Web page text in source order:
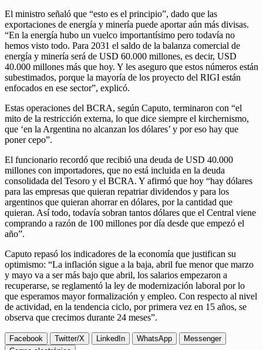
El ministro señaló que “esto es el principio”, dado que las
exportaciones de energía y minería puede aportar aún más divisas.
“En la energía hubo un vuelco importantísimo pero todavía no
hemos visto todo. Para 2031 el saldo de la balanza comercial de
energía y minería será de USD 60.000 millones, es decir, USD
40.000 millones más que hoy. Y les aseguro que estos números están
subestimados, porque la mayoría de los proyecto del RIGI están
enfocados en ese sector”, explicó.
Estas operaciones del BCRA, según Caputo, terminaron con “el
mito de la restricción externa, lo que dice siempre el kirchernismo,
que ‘en la Argentina no alcanzan los dólares’ y por eso hay que
poner cepo”.
El funcionario recordó que recibió una deuda de USD 40.000
millones con importadores, que no está incluida en la deuda
consolidada del Tesoro y el BCRA. Y afirmó que hoy “hay dólares
para las empresas que quieran repatriar dividendos y para los
argentinos que quieran ahorrar en dólares, por la cantidad que
quieran. Así todo, todavía sobran tantos dólares que el Central viene
comprando a razón de 100 millones por día desde que empezó el
año”.
Caputo repasó los indicadores de la economía que justifican su
optimismo: “La inflación sigue a la baja, abril fue menor que marzo
y mayo va a ser más bajo que abril, los salarios empezaron a
recuperarse, se reglamentó la ley de modernización laboral por lo
que esperamos mayor formalización y empleo. Con respecto al nivel
de actividad, en la tendencia ciclo, por primera vez en 15 años, se
observa que crecimos durante 24 meses”.
Facebook Twitter/X LinkedIn WhatsApp
Messenger